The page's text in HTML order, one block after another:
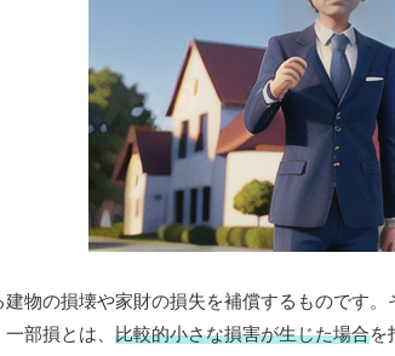
物の損壊や家財の損失を補償するものです
部損とは、 比較的小さな損害が生じた場合を